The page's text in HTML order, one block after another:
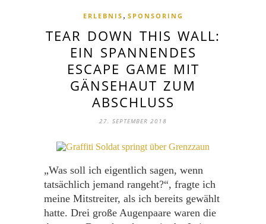
ERLEBNIS , SPONSORING
TEAR DOWN THIS WALL:
EIN SPANNENDES
ESCAPE GAME MIT
GÄNSEHAUT ZUM
ABSCHLUSS
27. SEPTEMBER 2018
„Was soll ich eigentlich sagen, wenn
tatsächlich jemand rangeht?“, fragte ich
meine Mitstreiter, als ich bereits gewählt
hatte. Drei große Augenpaare waren die